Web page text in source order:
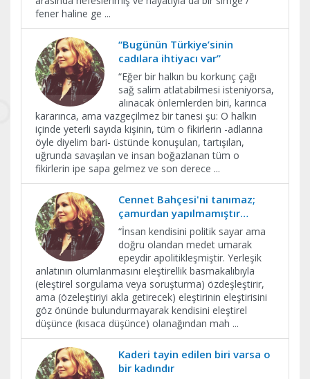
fener haline ge ...
“Bugünün Türkiye’sinin
cadılara ihtiyacı var”
​“Eğer bir halkın bu korkunç çağı
sağ salim atlatabilmesi isteniyorsa,
alınacak önlemlerden biri, karınca
kararınca, ama vazgeçilmez bir tanesi şu: O halkın
içinde yeterli sayıda kişinin, tüm o fikirlerin -adlarına
öyle diyelim bari- üstünde konuşulan, tartışılan,
uğrunda savaşılan ve insan boğazlanan tüm o
fikirlerin ipe sapa gelmez ve son derece ...
Cennet Bahçesi'ni tanımaz;
çamurdan yapılmamıştır…
​“İnsan kendisini politik sayar ama
doğru olandan medet umarak
epeydir apolitikleşmiştir. Yerleşik
anlatının olumlanmasını eleştirellik basmakalıbıyla
(eleştirel sorgulama veya soruşturma) özdeşleştirir,
ama (özeleştiriyi akla getirecek) eleştirinin eleştirisini
göz önünde bulundurmayarak kendisini eleştirel
düşünce (kısaca düşünce) olanağından mah ...
Kaderi tayin edilen biri varsa o
bir kadındır